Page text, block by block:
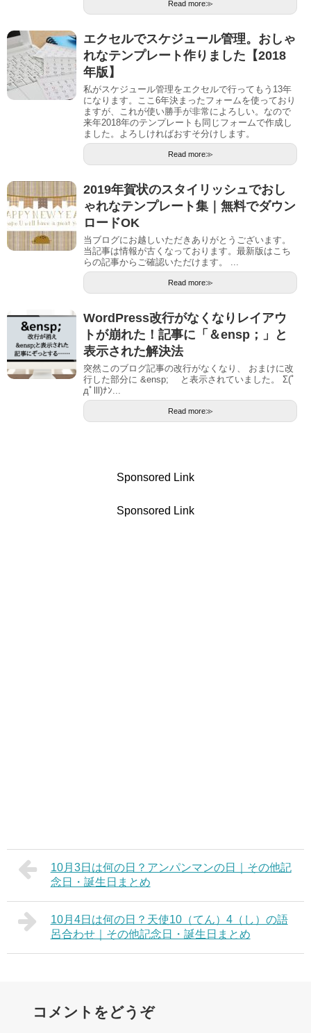
Read more≫
エクセルでスケジュール管理。おしゃ
れなテンプレート作りました【2018
年版】
私がスケジュール管理をエクセルで行ってもう13年
になります。ここ6年決まったフォームを使っており
ますが、これが使い勝手が非常によろしい。なので
来年2018年のテンプレートも同じフォームで作成し
ました。よろしければおすそ分けします。
Read more≫
2019年賀状のスタイリッシュでおし
ゃれなテンプレート集｜無料でダウン
ロードOK
当ブログにお越しいただきありがとうございます。
当記事は情報が古くなっております。最新版はこち
らの記事からご確認いただけます。 ...
Read more≫
WordPress改行がなくなりレイアウ
トが崩れた！記事に「＆ensp；」と
表示された解決法
突然このブログ記事の改行がなくなり、 おまけに改
行した部分に &ensp; と表示されていました。 Σ(ﾟ
дﾟlll)ﾅﾝ...
Read more≫
Sponsored Link
Sponsored Link
10月3日は何の日？アンパンマンの日｜その他記
念日・誕生日まとめ
10月4日は何の日？天使10（てん）4（し）の語
呂合わせ｜その他記念日・誕生日まとめ
コメントをどうぞ